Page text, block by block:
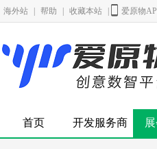
海外站 帮助 收藏本站 爱原物
首页 开发服务商